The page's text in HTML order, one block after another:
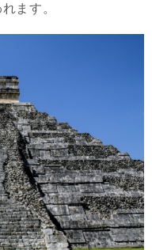
ます。